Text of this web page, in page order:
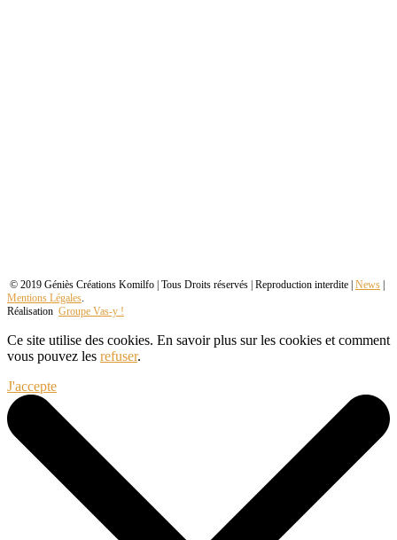
© 2019 Géniès Créations Komilfo | Tous Droits réservés | Reproduction interdite | News
Mentions Légales.
Réalisation Groupe Vas-y !
Ce site utilise des cookies. En savoir plus sur les cookies et comment
vous pouvez les refuser.
J'accepte